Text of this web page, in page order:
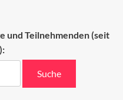
und Teilnehmenden (seit
Suche